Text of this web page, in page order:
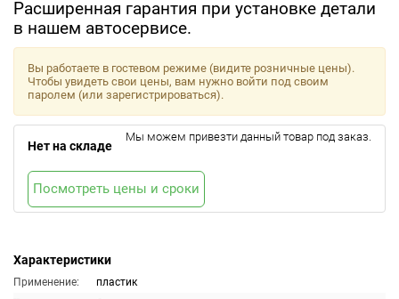
Расширенная гарантия при установке детали
в нашем автосервисе.
Характеристики
Применение:
пластик
Вы работаете в гостевом режиме (видите розничные цены).
Чтобы увидеть свои цены, вам нужно войти под своим
паролем (или зарегистрироваться).
Нет на складе
Мы можем привезти данный товар под заказ.
Посмотреть цены и сроки